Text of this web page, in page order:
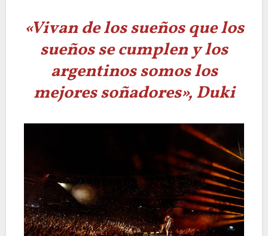
«Vivan de los sueños que los
sueños se cumplen y los
argentinos somos los
mejores soñadores», Duki